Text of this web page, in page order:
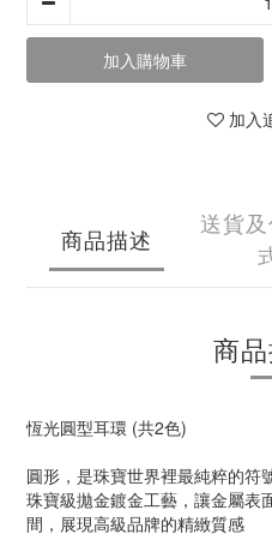
加入購物車
加入
商品描述
送貨
商
恆光圓型耳環 (共2色)
圓形，是珠寶世界裡最純粹的符
珠寶級拋金鍍金工藝，讓金屬表
間，展現高級品牌的精緻質感